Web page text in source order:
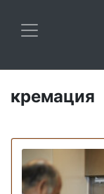
кремация